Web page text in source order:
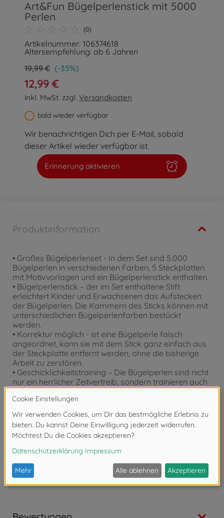
Art&Fun Bügelperlenstick mit 5000
Perlen
(0)
Artikelnummer: 106374618
Altersempfehlung: ab 6 Jahren
19,99 € (-35%)
12,99 €
inkl. MwSt. zzgl.Versandkosten
bald wieder verfügbar
Wir benachrichtigen Dich per E-Mail, sobald
dieser Artikel wieder verfügbar ist.
Erinnerung aktivieren
Produktinformation
• Großes Bügelperlenset - In dem Set sind 5.000
Bügelperlen in verschiedenen Farben, 5 Steckplatten
mit Motivvorlagen und ein Bügelperlenstick enthalten.
• Bügelperlenstick – der im Set enthaltene Stift
erleichtert Kinder und Erwachsenen das Aufstecken
der Bügelperlen. Die Kammern des Sticks können mit
unterschiedlichen Bügelperlenfarben bestückt
werden.
• Korrektur möglich - ist eine Bügelperle falsch
angeordnet, kann sie mit dem Stick ganz einfach aus
der Steckplatte entfernt werden, ohne die bisherige
Arbeit zu zerstören.
• Geschicklichkeitstraining – Die Bügelperlen sind nicht
nur ein herrlicher Zeitvertreib, sondern trainieren auch
die Feinmotorik und fördern das präzise Arbeiten. Für
Kinder ab 6 Jahren geeignet.
• Simba - Elefantenstarker Spielspaß. Im Zentrum der
Produktentwicklung steht die Begeisterung der Kinder.
Für Jungen und Mädchen, Klein und Groß. Kinder
sollen Spaß haben und gefördert werden.
Nicht geeignet für Kinder unter 3
Jahren. Erstickungsgefahr durch Kleinteile.